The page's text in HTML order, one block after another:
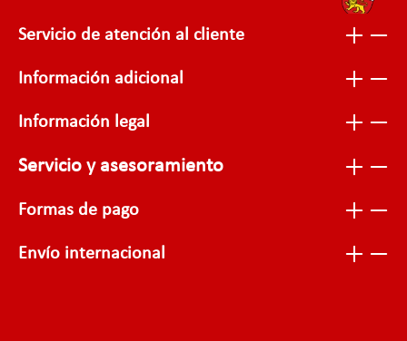
Servicio de atención al cliente
Información adicional
Información legal
Servicio y asesoramiento
Formas de pago
Envío internacional